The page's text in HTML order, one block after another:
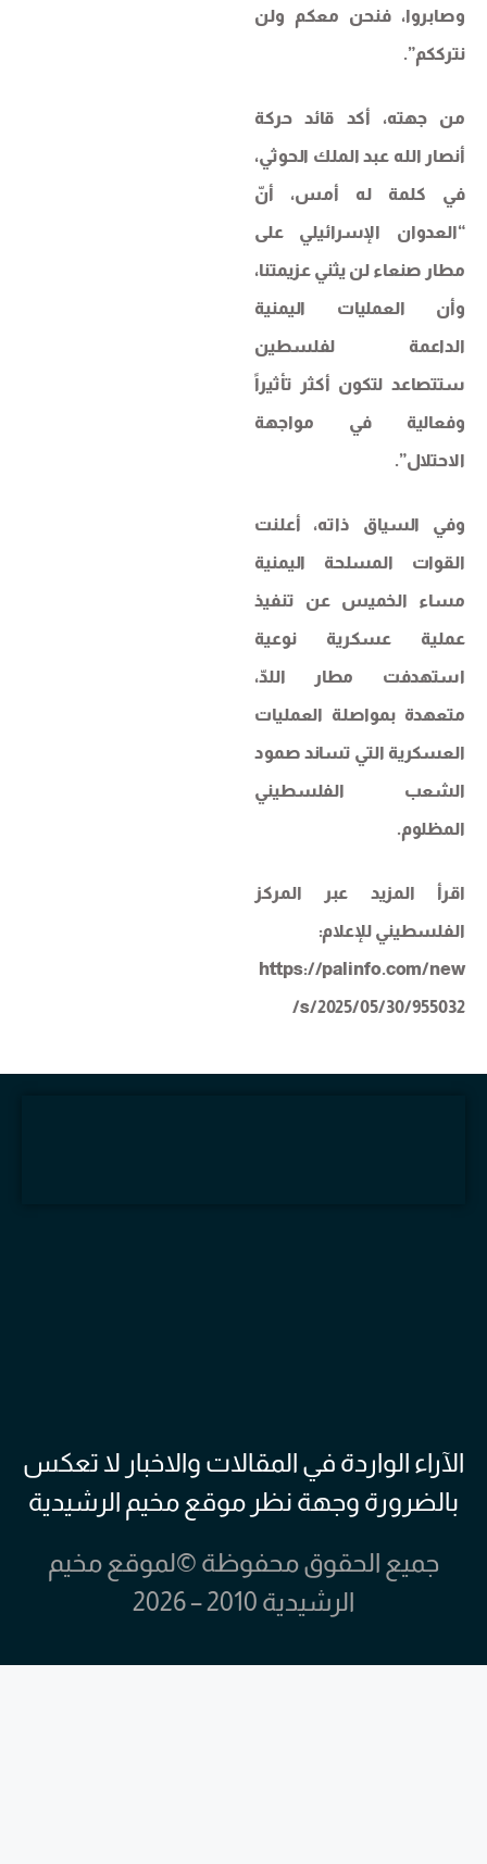
وصابروا، فنحن معكم ولن
نترككم”.
من جهته، أكد قائد حركة
أنصار الله عبد الملك الحوثي،
في كلمة له أمس، أنّ
“العدوان الإسرائيلي على
مطار صنعاء لن يثني عزيمتنا،
وأن العمليات اليمنية
الداعمة لفلسطين
ستتصاعد لتكون أكثر تأثيراً
وفعالية في مواجهة
الاحتلال”.
وفي السياق ذاته، أعلنت
القوات المسلحة اليمنية
مساء الخميس عن تنفيذ
عملية عسكرية نوعية
استهدفت مطار اللدّ،
متعهدة بمواصلة العمليات
العسكرية التي تساند صمود
الشعب الفلسطيني
المظلوم.
اقرأ المزيد عبر المركز
الفلسطيني للإعلام:
https://palinfo.com/new
s/2025/05/30/955032/
الآراء الواردة في المقالات والاخبار لا تعكس
بالضرورة وجهة نظر موقع مخيم الرشيدية
جميع الحقوق محفوظة ©لموقع مخيم
الرشيدية 2010 – 2026